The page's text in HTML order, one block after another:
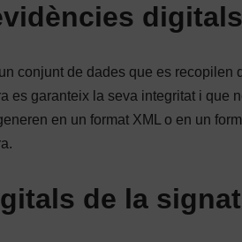
conjunt de dades que es recopilen
es garanteix la seva integritat i que
en un format XML o en un
de la